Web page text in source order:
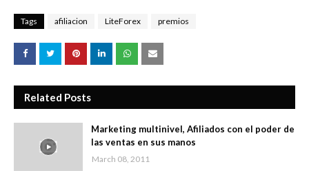
Tags afiliacion LiteForex premios
Related Posts
Marketing multinivel, Afiliados con el poder de
las ventas en sus manos
March 08, 2011